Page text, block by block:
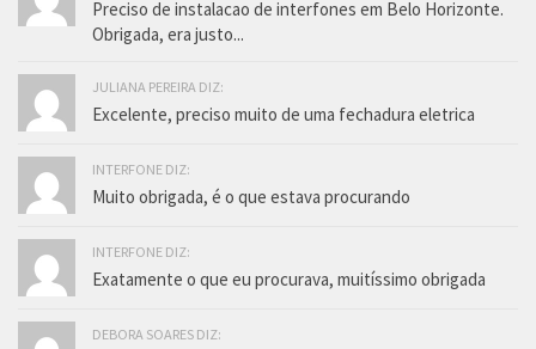
Preciso de instalacao de interfones em Belo Horizonte.
Obrigada, era justo...
JULIANA PEREIRA DIZ:
Excelente, preciso muito de uma fechadura eletrica
INTERFONE DIZ:
Muito obrigada, é o que estava procurando
INTERFONE DIZ:
Exatamente o que eu procurava, muitíssimo obrigada
DEBORA SOARES DIZ: